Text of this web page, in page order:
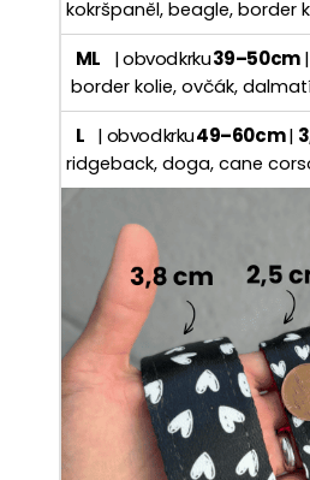
kokršpaněl, beagle, border
ML | obvod krku39–50 cm|
border kolie, ovčák,
L | obvod krku49–60 cm|
ridgeback, doga, cane